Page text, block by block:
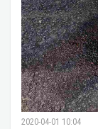
2020-04-01 10:04